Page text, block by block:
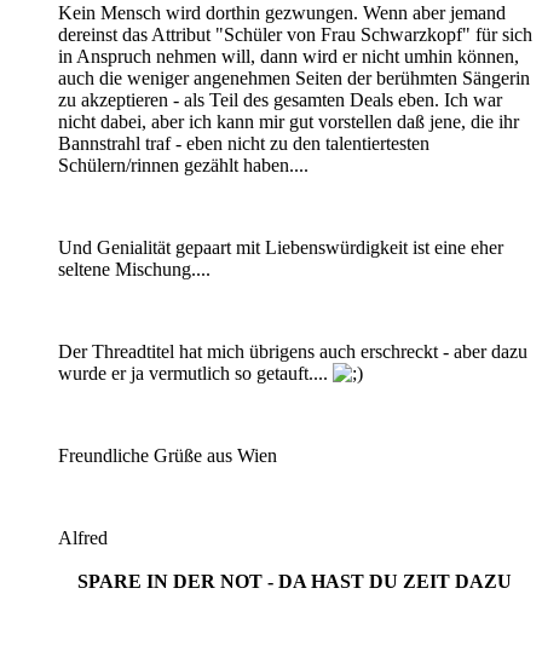
Kein Mensch wird dorthin gezwungen. Wenn aber jemand
dereinst das Attribut "Schüler von Frau Schwarzkopf" für sich
in Anspruch nehmen will, dann wird er nicht umhin können,
auch die weniger angenehmen Seiten der berühmten Sängerin
zu akzeptieren - als Teil des gesamten Deals eben. Ich war
nicht dabei, aber ich kann mir gut vorstellen daß jene, die ihr
Bannstrahl traf - eben nicht zu den talentiertesten
Schülern/rinnen gezählt haben....
Und Genialität gepaart mit Liebenswürdigkeit ist eine eher
seltene Mischung....
Der Threadtitel hat mich übrigens auch erschreckt - aber dazu
wurde er ja vermutlich so getauft....
Freundliche Grüße aus Wien
Alfred
SPARE IN DER NOT - DA HAST DU ZEIT DAZU